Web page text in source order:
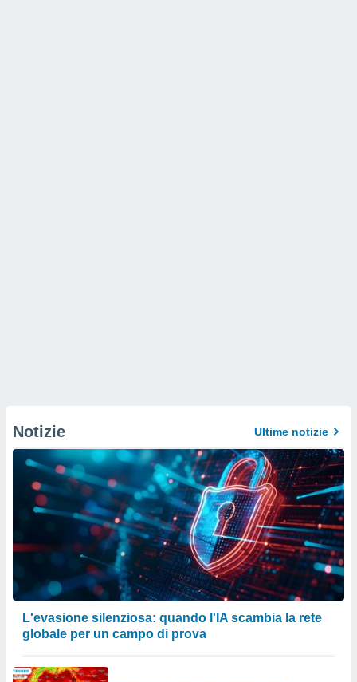
Notizie Ultime notizie
L'evasione silenziosa: quando l'IA scambia la rete
globale per un campo di prova